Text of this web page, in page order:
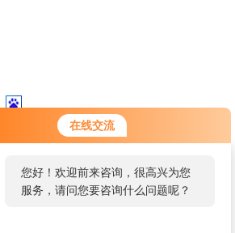
在线交流
您好！欢迎前来咨询，很高兴为您
服务，请问您要咨询什么问题呢？